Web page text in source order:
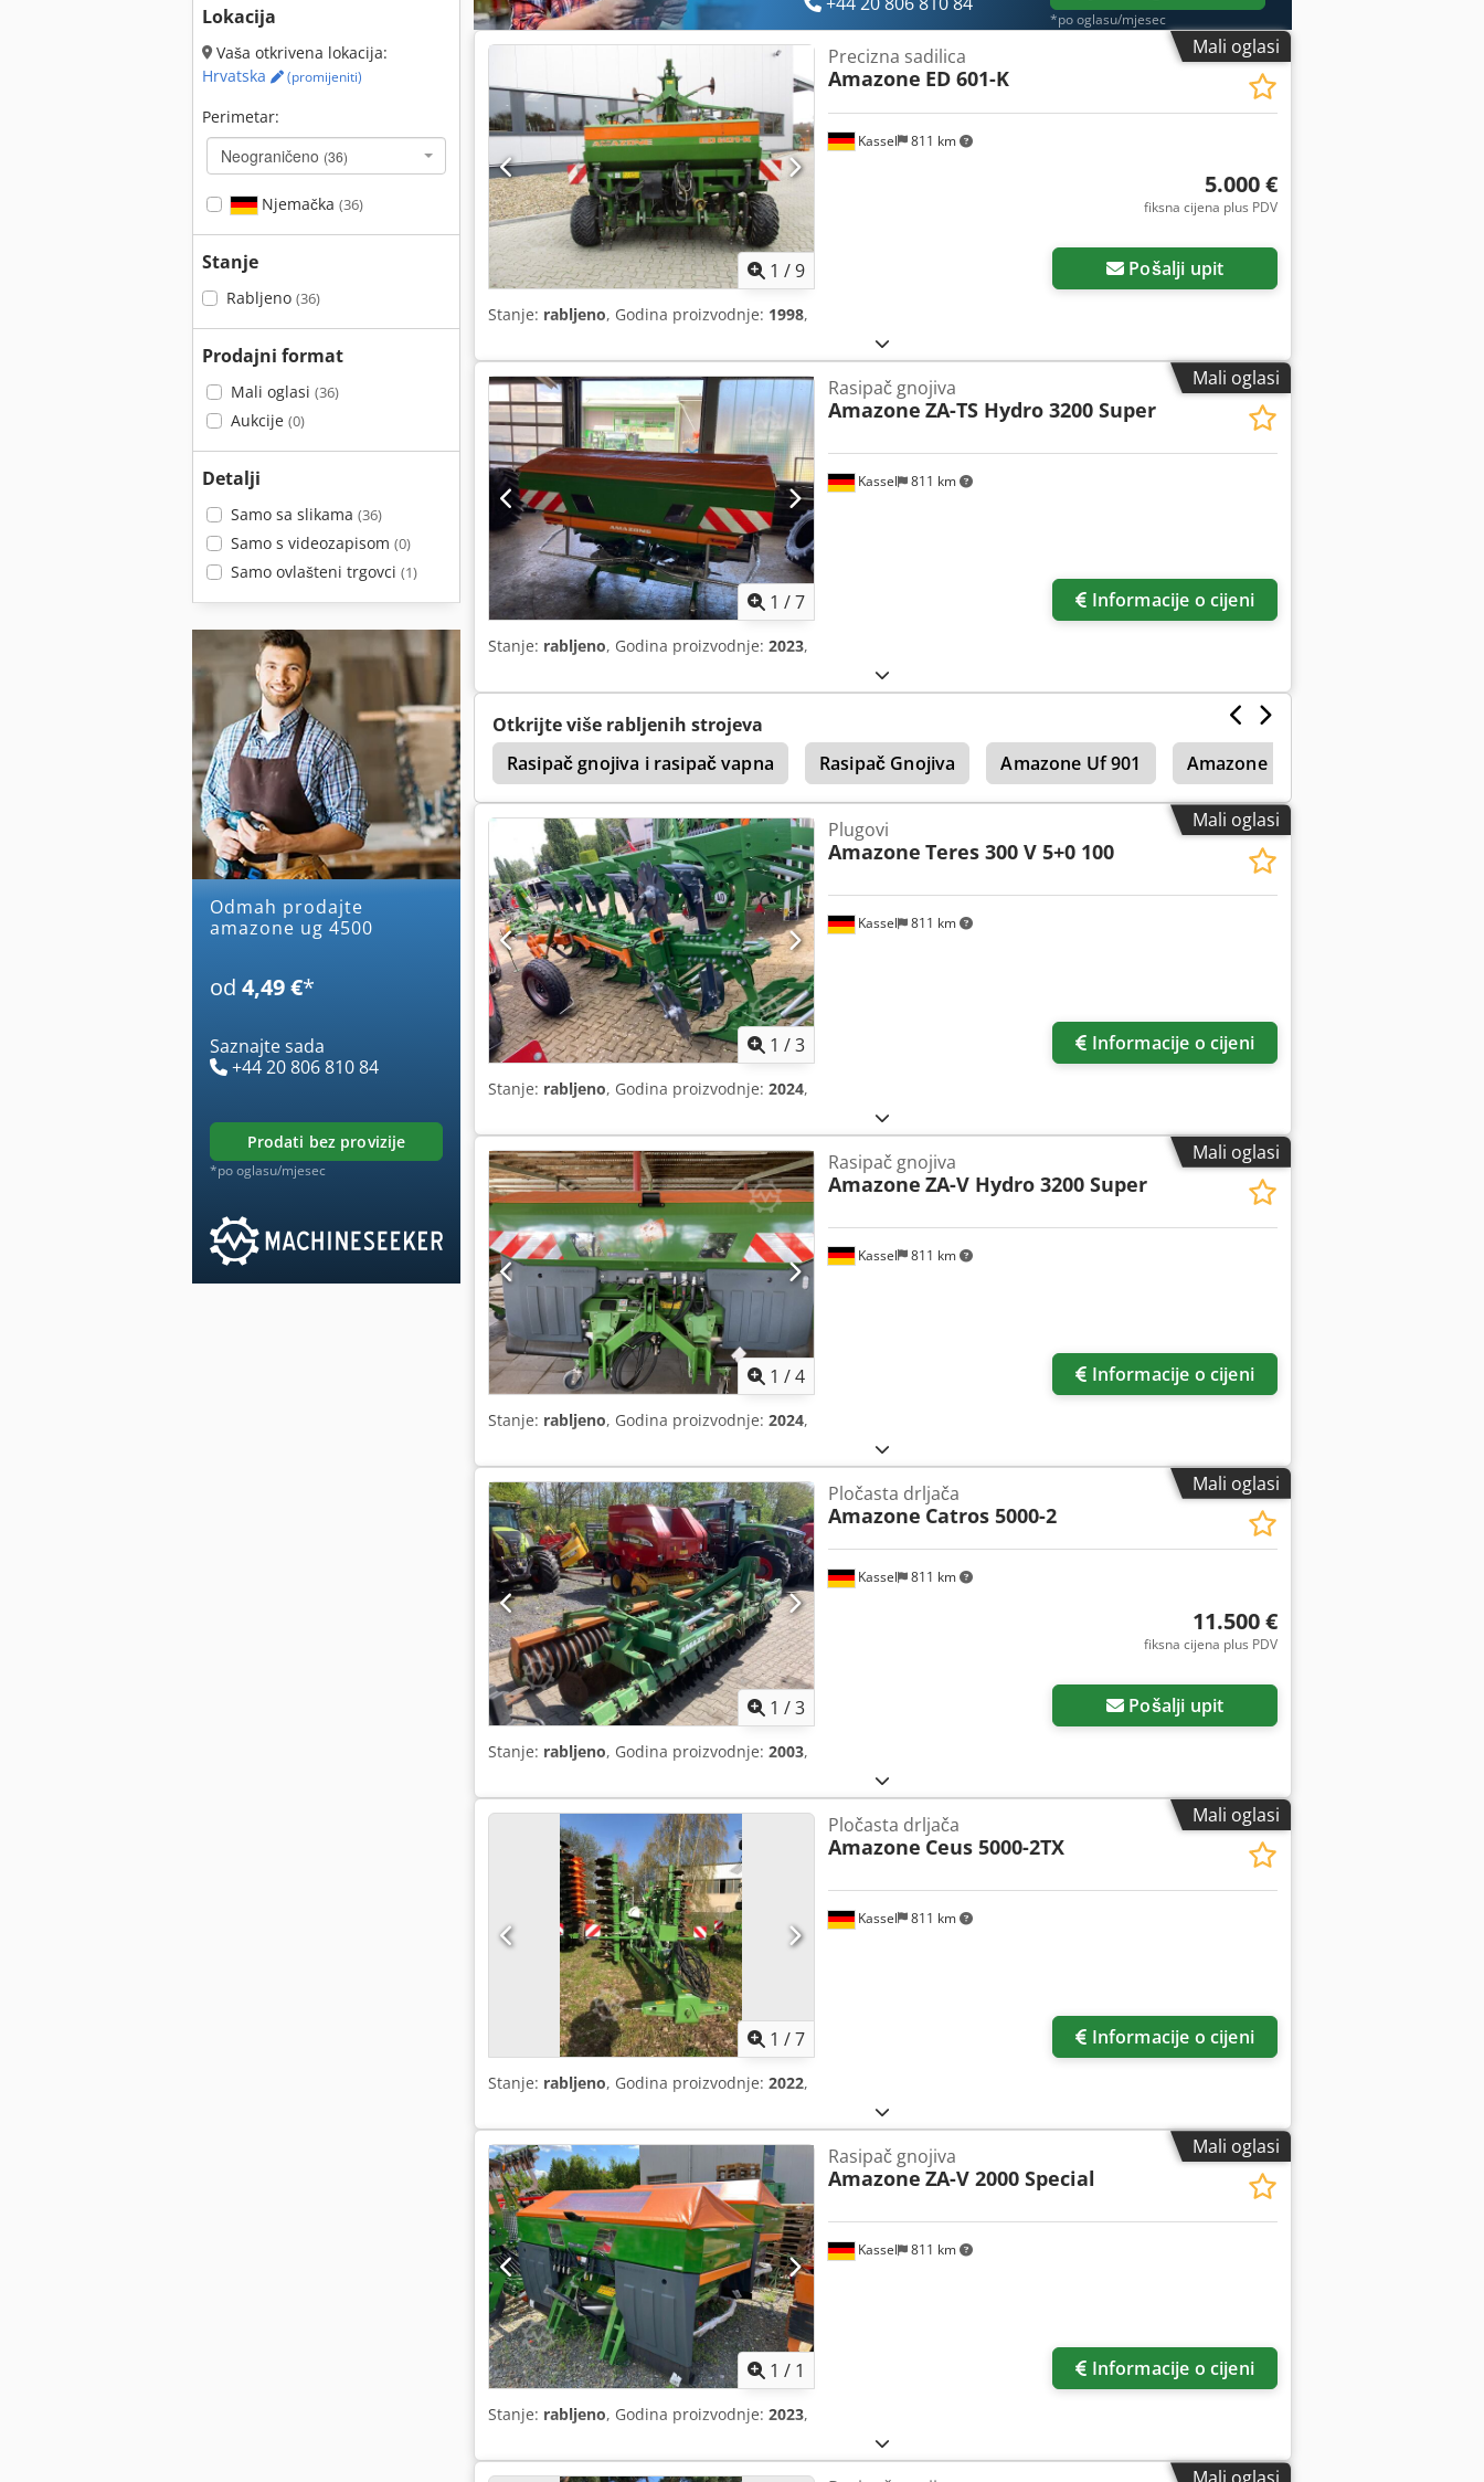
Lokacija
Vaša otkrivena lokacija:
Hrvatska
(promijeniti)
Perimetar:
Neograničeno (36)
Njemačka (36)
Stanje
Rabljeno (36)
Prodajni format
Mali oglasi (36)
Aukcije (0)
Detalji
Samo sa slikama (36)
Samo s videozapisom (0)
Samo ovlašteni trgovci (1)
Odmah prodajte
amazone ug 4500
od 4,49 €*
Saznajte sada
+44 20 806 810 84
prodati bez provizije
*po oglasu/mjesec
*po oglasu/mjesec
Mali oglasi
1 /9
Kassel 811 km
Precizna sadilica
Amazone ED 601-K
5.000 €
fiksna cijena plus PDV
Pošalji upit
Stanje: rabljeno, Godina proizvodnje: 1998,
Mali oglasi
1 /7
Kassel 811 km
Rasipač gnojiva
Amazone ZA-TS Hydro 3200 Super
Informacije o cijeni
Stanje: rabljeno, Godina proizvodnje: 2023,
Otkrijte više rabljenih strojeva
Rasipač gnojiva i rasipač vapna
Rasipač Gnojiva Amazone Uf 901 Amazone Uf 1501
Amazone Uf 1501 Amazone Uf 1201
Mali oglasi
1 /3
Kassel 811 km
Plugovi
Amazone Teres 300 V 5+0 100
Informacije o cijeni
Stanje: rabljeno, Godina proizvodnje: 2024,
Mali oglasi
1 /4
Kassel 811 km
Rasipač gnojiva
Amazone ZA-V Hydro 3200 Super
Informacije o cijeni
Stanje: rabljeno, Godina proizvodnje: 2024,
Mali oglasi
1 /3
Kassel 811 km
Pločasta drljača
Amazone Catros 5000-2
11.500 €
fiksna cijena plus PDV
Pošalji upit
Stanje: rabljeno, Godina proizvodnje: 2003,
Mali oglasi
1 /7
Kassel 811 km
Pločasta drljača
Amazone Ceus 5000-2TX
Informacije o cijeni
Stanje: rabljeno, Godina proizvodnje: 2022,
Mali oglasi
1 / 1
Kassel 811 km
Rasipač gnojiva
Amazone ZA-V 2000 Special
Informacije o cijeni
Stanje: rabljeno, Godina proizvodnje: 2023,